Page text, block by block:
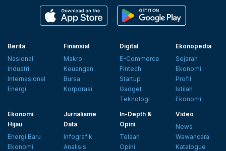
Berita
Nasional
Industri
Internasional
Energi
Finansial
Makro
Keuangan
Bursa
Korporasi
Digital
E-Commerce
Fintech
Startup
Gadget
Teknologi
Ekonopedia
Sejarah
Ekonomi
Profil
Istilah
Ekonomi
Ekonomi
Hijau
Energi Baru
Ekonomi
Jurnalisme
Data
Infografik
Analisis
In-Depth &
Opini
Telaah
Opini
Video
News
Wawancara
Katalogue